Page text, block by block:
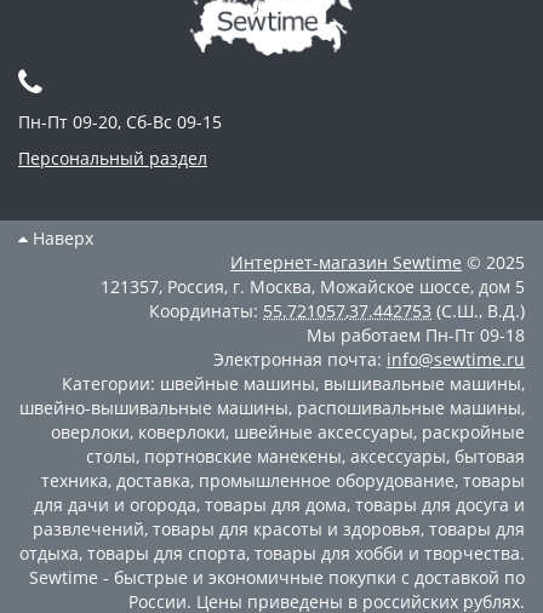
Пн-Пт 09-20, Сб-Вс 09-15
Персональный раздел
Наверх
Интернет-магазин Sewtime © 2025
121357, Россия, г. Москва, Можайское шоссе, дом 5
Координаты: 55.721057,37.442753 (С.Ш., В.Д.)
Мы работаем Пн-Пт 09-18
Электронная почта: info@sewtime.ru
Категории: швейные машины, вышивальные машины,
швейно-вышивальные машины, распошивальные машины,
оверлоки, коверлоки, швейные аксессуары, раскройные
столы, портновские манекены, аксессуары, бытовая
техника, доставка, промышленное оборудование, товары
для дачи и огорода, товары для дома, товары для досуга и
развлечений, товары для красоты и здоровья, товары для
отдыха, товары для спорта, товары для хобби и творчества.
Sewtime - быстрые и экономичные покупки с доставкой по
России. Цены приведены в российских рублях.